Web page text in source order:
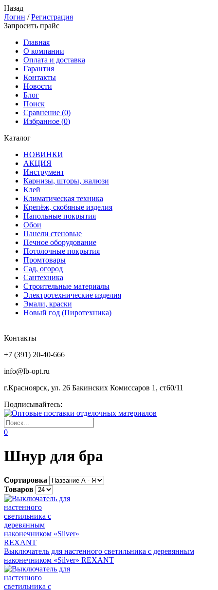
Назад
Логин /Регистрация
Запросить прайс
Главная
О компании
Оплата и доставка
Гарантия
Контакты
Новости
Блог
Поиск
Сравнение (0)
Избранное (0)
Каталог
НОВИНКИ
АКЦИЯ
Инструмент
Карнизы, шторы, жалюзи
Клей
Климатическая техника
Крепёж, скобяные изделия
Напольные покрытия
Обои
Панели стеновые
Печное оборудование
Потолочные покрытия
Промтовары
Сад, огород
Сантехника
Строительные материалы
Электротехнические изделия
Эмали, краски
Новый год (Пиротехника)
Контакты
+7 (391) 20-40-666
info@lb-opt.ru
г.Красноярск, ул. 26 Бакинских Комиссаров 1, ст60/11
Подписывайтесь:
0
Шнур для бра
Сортировка
Товаров
Выключатель для настенного светильника c деревянным
наконечником «Silver» REXANT